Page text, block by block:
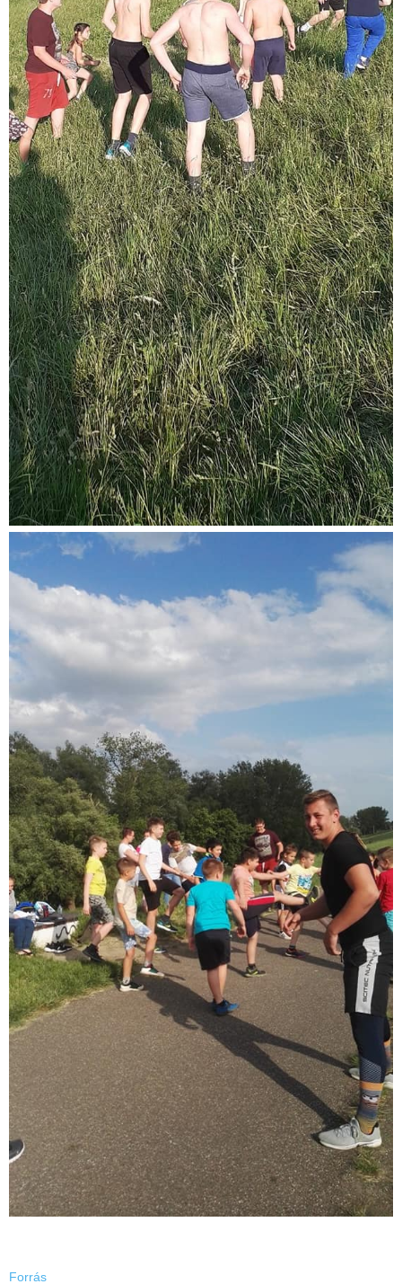
Forrás